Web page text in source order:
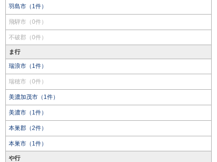
羽島市（1件）
飛騨市（0件）
不破郡（0件）
ま行
瑞浪市（1件）
瑞穂市（0件）
美濃加茂市（1件）
美濃市（1件）
本巣郡（2件）
本巣市（1件）
や行